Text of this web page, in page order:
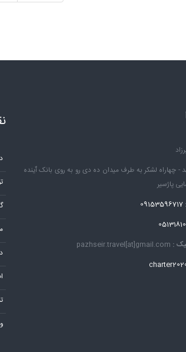
- چهاراه لشکر به طرف میدان ده دی رو به روی بانک ٱینده
پاژسیر
09153596717
05131810
:
pazhseir.travel[at]gmail.com